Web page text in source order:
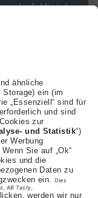
darf. Mir ist
freiwillig
für die